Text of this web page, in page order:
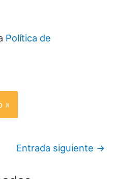
Política de
Entrada siguiente →